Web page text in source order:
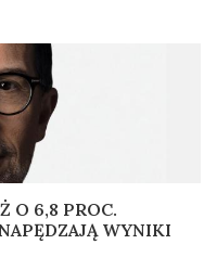
O 6,8 PROC.
WYNIKI